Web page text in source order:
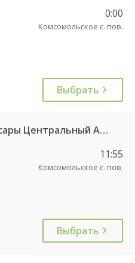
0:00
Комсомольское с. пов.
Выбрать
Яльчики с. ДКП — Чебоксары Центральный АВ 534
11:55
Комсомольское с. пов.
Выбрать